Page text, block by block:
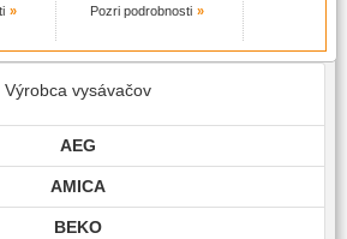
Pozri podrobnosti
Výrobca vysávačov
AEG
AMICA
BEKO